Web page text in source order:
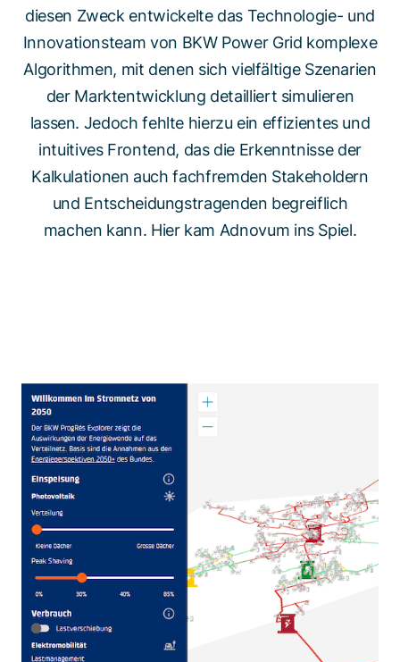
diesen Zweck entwickelte das Technologie- und
Innovationsteam von BKW Power Grid komplexe
Algorithmen, mit denen sich vielfältige Szenarien
der Marktentwicklung detailliert simulieren
lassen. Jedoch fehlte hierzu ein effizientes und
intuitives Frontend, das die Erkenntnisse der
Kalkulationen auch fachfremden Stakeholdern
und Entscheidungstragenden begreiflich
machen kann. Hier kam Adnovum ins Spiel.